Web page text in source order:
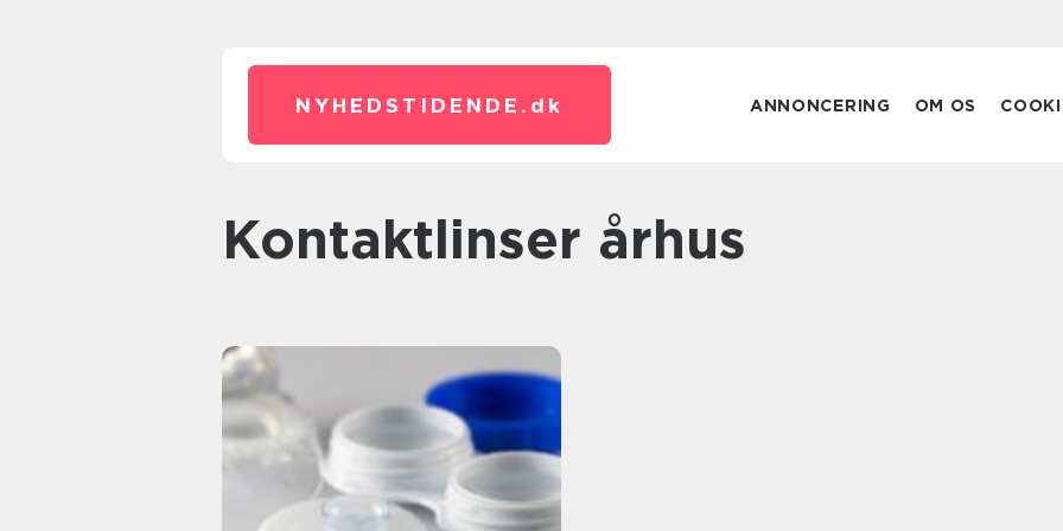
NYHEDSTIDENDE. dk ANNONCERING OM OS
kontaktlinser århus